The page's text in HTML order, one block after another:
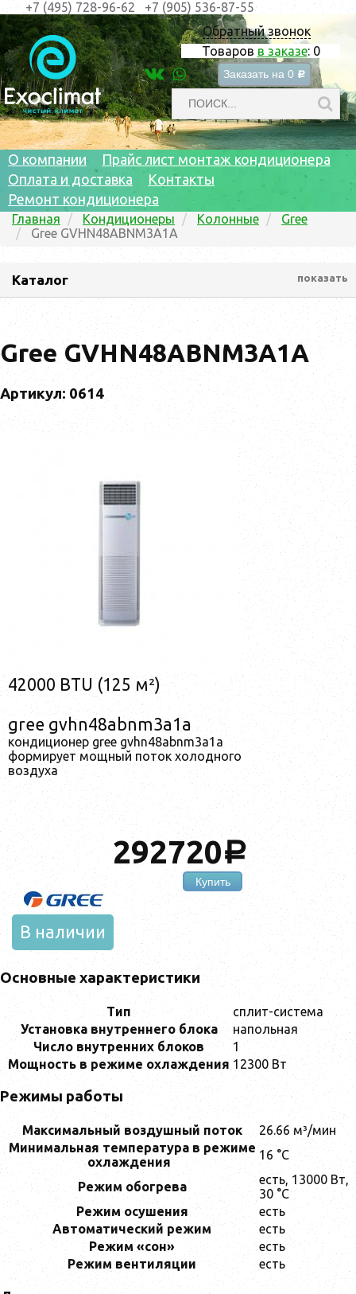
Обратный звонок
Товаров в заказе: 0
Заказать на 0 c
+7 (495) 728-96-62 +7 (905) 536-87-55
О компании
Прайс лист монтаж кондиционера
Оплата и доставка
Контакты
Ремонт кондиционера
Главная Кондиционеры Колонные
Gree
Gree GVHN48ABNM3A1A
Каталог показать
Gree GVHN48ABNM3A1A
Артикул: 0614
42000 BTU (125 м²)
gree gvhn48abnm3a1a
кондиционер gree gvhn48abnm3a1a
формирует мощный поток холодного
воздуха
292720a
Купить
В наличии
Основные характеристики
Тип
сплит-система
Установка внутреннего блока
напольная
Число внутренних блоков
1
Мощность в режиме охлаждения 12300 Вт
Режимы работы
Максимальный воздушный поток
26.66 м³/мин
Минимальная температура в режиме
охлаждения
16 °C
Режим обогрева
есть, 13000 Вт,
30 °C
Режим осушения
есть
Автоматический режим
есть
Режим «сон»
есть
Режим вентиляции
есть